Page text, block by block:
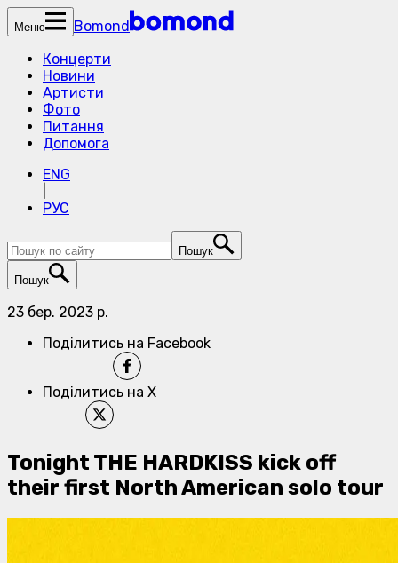
Меню
Bomond
Концерти
Новини
Артисти
Фото
Питання
Допомога
ENG
РУС
Пошук
Пошук
23 бер. 2023 р.
Поділитись на Facebook
Поділитись на X
Tonight THE HARDKISS kick off
their first North American solo tour